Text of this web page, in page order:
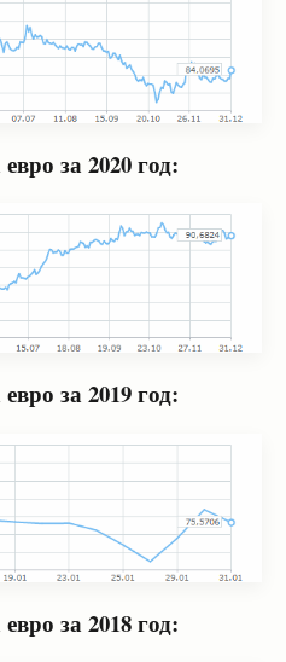
за 2020 год:
за 2019 год:
за 2018 год: